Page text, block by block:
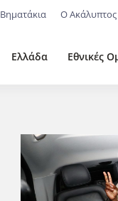
Βηματάκια Ο Ακάλυπτος
Ελλάδα Εθνικές